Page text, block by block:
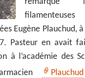
Eugène Plauchud,
Pasteur en avait
à l’académie des
Plauchud